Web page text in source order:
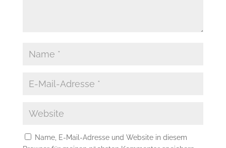
Name, E-Mail-Adresse und Website in diesem